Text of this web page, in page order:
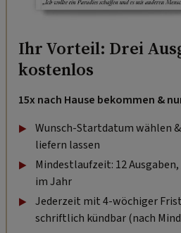
Ihr Vorteil: Drei
kostenlos
15x nach Hause bekommen &
Wunsch-Startdatum wählen
liefern lassen
Mindestlaufzeit: 12
im Jahr
Jederzeit mit 4-wöchiger
schriftlich kündbar (nach